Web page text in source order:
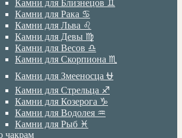
Камни для Близнецов ♊️
Камни для Рака ♋️
Камни для Льва ♌️
Камни для Девы ♍️
Камни для Весов ♎️
Камни для Скорпиона ♏️
Камни для Змееносца ⛎
Камни для Стрельца ♐️
Камни для Козерога ♑️
Камни для Водолея ♒️
Камни для Рыб ♓️
чакрам